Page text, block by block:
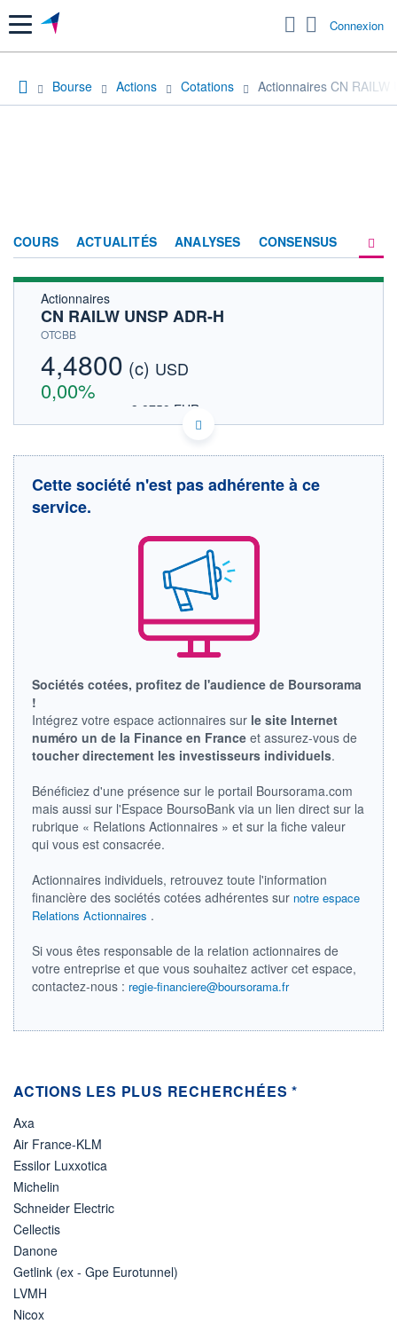
Menu Connexion
Bourse Actions Cotations Actionnaires CN RAILW
COURS ACTUALITÉS ANALYSES CONSENSUS
Actionnaires
CN RAILW UNSP ADR-H
OTCBB
4,4800 (c) USD
0,00%
3,8759 EUR
DONNÉES TEMPS DIFFÉRÉ
Cotation sur les autres places
4,4800
+ BAS
0,0000
CAPITAL ÉCHANGÉ
0,00%
0,0000 0,0000
RENDEMENT
ESTIMÉ 2026
-
PER ESTIMÉ
2026
-
15.06.26 / 17:25:18
ÉLIGIBILITÉ
Non éligible
Boursobank
+ PORTEFEUILLE + LISTE
Cette société n'est pas adhérente à ce
service.
Sociétés cotées, profitez de l'audience de Boursorama
!
Intégrez votre espace actionnaires sur le site Internet
numéro un de la Finance en France et assurez-vous de
toucher directement les investisseurs individuels.
Bénéficiez d'une présence sur le portail Boursorama.com
mais aussi sur l'Espace BoursoBank via un lien direct sur la
rubrique « Relations Actionnaires » et sur la fiche valeur
qui vous est consacrée.
Actionnaires individuels, retrouvez toute l'information
financière des sociétés cotées adhérentes sur notre espace
Relations Actionnaires .
Si vous êtes responsable de la relation actionnaires de
votre entreprise et que vous souhaitez activer cet espace,
contactez-nous : regie-financiere@boursorama.fr
ACTIONS LES PLUS RECHERCHÉES *
Axa
Air France-KLM
Essilor Luxxotica
Michelin
Schneider Electric
Cellectis
Danone
Getlink (ex - Gpe Eurotunnel)
LVMH
Nicox